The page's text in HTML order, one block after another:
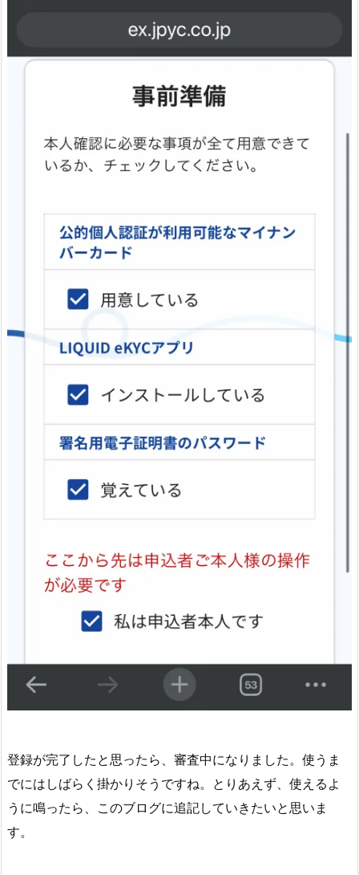
登録が完了したと思ったら、審査中になりました。使うま
でにはしばらく掛かりそうですね。とりあえず、使えるよ
うに鳴ったら、このブログに追記していきたいと思いま
す。